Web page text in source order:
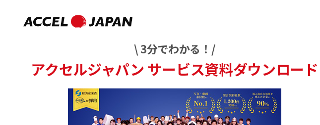
\ 3分でわかる！/
アクセルジャパンサービス資料ダウンロード